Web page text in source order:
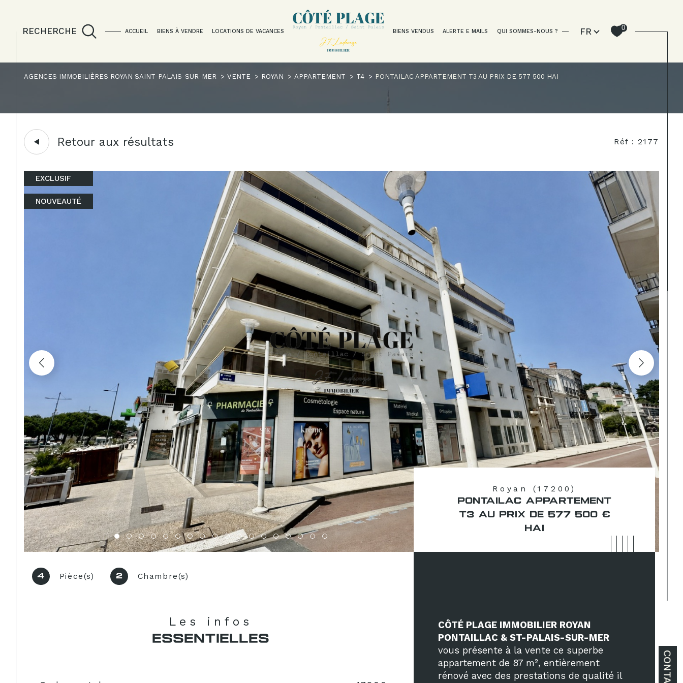
ACCUEIL BIENS À VENDRE LOCATIONS DE VACANCES BIENS VENDUS ALERTE E MAILS QUI SOMMES-NOUS ?
RECHERCHE Langue
FR 0
CONTACT
du neuf
Voir les3annonces
AGENCES IMMOBILIÈRES ROYAN SAINT-PALAIS-SUR-MER VENTE ROYAN APPARTEMENT T4 PONTAILAC APPARTEMENT T3 AU PRIX DE 577 500 HAI
Retour aux résultats Réf : 2177
EXCLUSIF
NOUVEAUTÉ
Royan (17200)
PONTAILAC APPARTEMENT
T3 AU PRIX DE 577 500 €
HAI
4 Pièce(s) 2 Chambre(s)
Les infos
ESSENTIELLES
CÔTÉ PLAGE IMMOBILIER ROYAN
PONTAILLAC & ST-PALAIS-SUR-MER
vous présente à la vente ce superbe
appartement de 87 m², entièrement
rénové avec des prestations de qualité il